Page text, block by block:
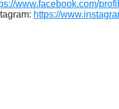
www.facebook.com/
https://